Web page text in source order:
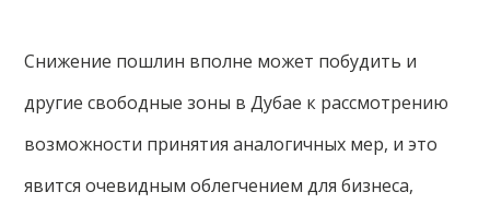
Снижение пошлин вполне может побудить и
другие свободные зоны в Дубае к рассмотрению
возможности принятия аналогичных мер, и это
явится очевидным облегчением для бизнеса,